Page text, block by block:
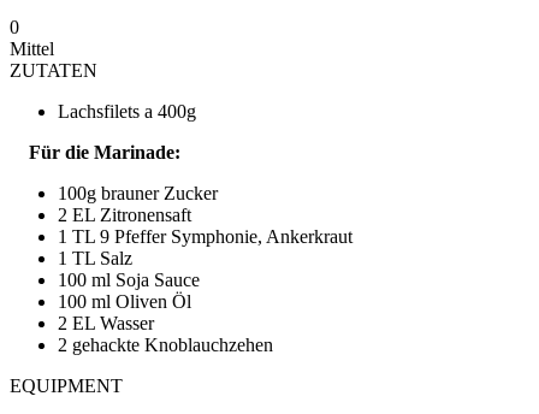
0
Mittel
ZUTATEN
Lachsfilets a 400g
Für die Marinade:
100g brauner Zucker
2 EL Zitronensaft
1 TL 9 Pfeffer Symphonie, Ankerkraut
1 TL Salz
100 ml Soja Sauce
100 ml Oliven Öl
2 EL Wasser
2 gehackte Knoblauchzehen
EQUIPMENT